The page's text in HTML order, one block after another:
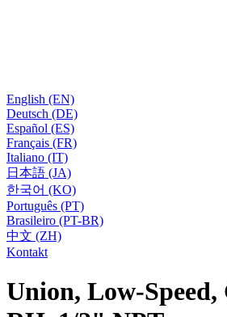
English (EN)
Deutsch (DE)
Español (ES)
Français (FR)
Italiano (IT)
日本語 (JA)
한국어 (KO)
Português (PT)
Brasileiro (PT-BR)
中文 (ZH)
Kontakt
Union, Low-Speed,